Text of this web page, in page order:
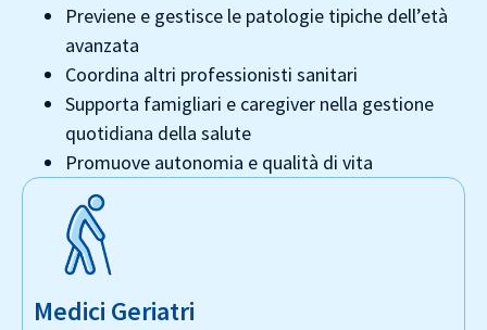
Previene e gestisce le patologie tipiche dell’età
avanzata
Coordina altri professionisti sanitari
Supporta famigliari e caregiver nella gestione
quotidiana della salute
Promuove autonomia e qualità di vita
Medici Geriatri